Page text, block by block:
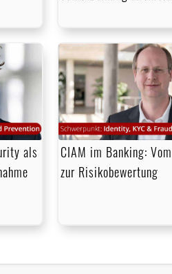
als
CIAM im Banking:
zur Risikobewertung